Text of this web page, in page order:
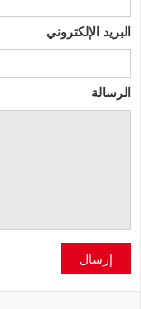
البريد الإلكتروني
الرسالة
إرسال